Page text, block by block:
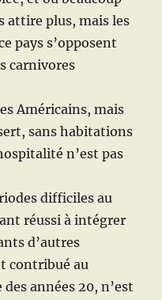
attire plus, mais les
pays s’opposent
carnivores
Américains, mais
sans habitations
n’est pas
difficiles au
réussi à intégrer
d’autres
contribué au
années 20, n’est